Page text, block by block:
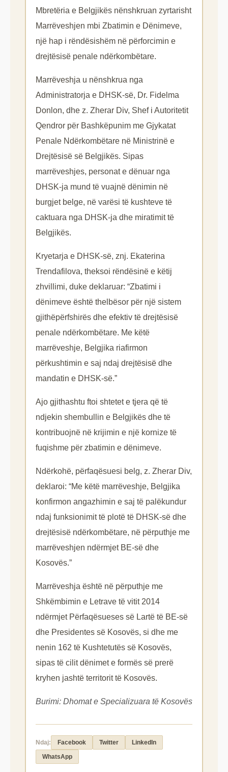
Mbretëria e Belgjikës nënshkruan zyrtarisht
Marrëveshjen mbi Zbatimin e Dënimeve,
një hap i rëndësishëm në përforcimin e
drejtësisë penale ndërkombëtare.
Marrëveshja u nënshkrua nga
Administratorja e DHSK-së, Dr. Fidelma
Donlon, dhe z. Zherar Div, Shef i Autoritetit
Qendror për Bashkëpunim me Gjykatat
Penale Ndërkombëtare në Ministrinë e
Drejtësisë së Belgjikës. Sipas
marrëveshjes, personat e dënuar nga
DHSK-ja mund të vuajnë dënimin në
burgjet belge, në varësi të kushteve të
caktuara nga DHSK-ja dhe miratimit të
Belgjikës.
Kryetarja e DHSK-së, znj. Ekaterina
Trendafilova, theksoi rëndësinë e këtij
zhvillimi, duke deklaruar: “Zbatimi i
dënimeve është thelbësor për një sistem
gjithëpërfshirës dhe efektiv të drejtësisë
penale ndërkombëtare. Me këtë
marrëveshje, Belgjika riafirmon
përkushtimin e saj ndaj drejtësisë dhe
mandatin e DHSK-së.”
Ajo gjithashtu ftoi shtetet e tjera që të
ndjekin shembullin e Belgjikës dhe të
kontribuojnë në krijimin e një kornize të
fuqishme për zbatimin e dënimeve.
Ndërkohë, përfaqësuesi belg, z. Zherar Div,
deklaroi: “Me këtë marrëveshje, Belgjika
konfirmon angazhimin e saj të palëkundur
ndaj funksionimit të plotë të DHSK-së dhe
drejtësisë ndërkombëtare, në përputhje me
marrëveshjen ndërmjet BE-së dhe
Kosovës.”
Marrëveshja është në përputhje me
Shkëmbimin e Letrave të vitit 2014
ndërmjet Përfaqësueses së Lartë të BE-së
dhe Presidentes së Kosovës, si dhe me
nenin 162 të Kushtetutës së Kosovës,
sipas të cilit dënimet e formës së prerë
kryhen jashtë territorit të Kosovës.
Burimi: Dhomat e Specializuara të Kosovës
Ndaj: Facebook Twitter
LinkedIn
WhatsApp